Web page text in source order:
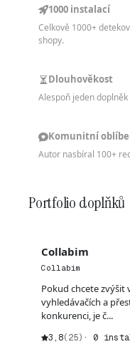
1000 instalací
Celkově 1000+
shopy.
Dlouhověkost
Alespoň jeden
Komunitní
Autor nasbíral 100+
Portfolio doplňků
Collabim
Collabim
Pokud chcete zvýšit
vyhledávačích a
konkurenci, je č...
3,8(25) · 0